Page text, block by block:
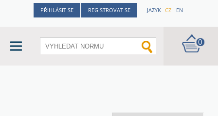
PŘIHLÁSIT SE REGISTROVAT SE JAZYK CZ EN
0